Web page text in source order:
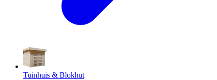
Tuinhuis & Blokhut